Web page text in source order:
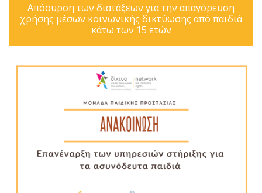
Απόσυρση των διατάξεων για την απαγόρευση
χρήσης μέσων κοινωνικής δικτύωσης από παιδιά
κάτω των 15 ετών